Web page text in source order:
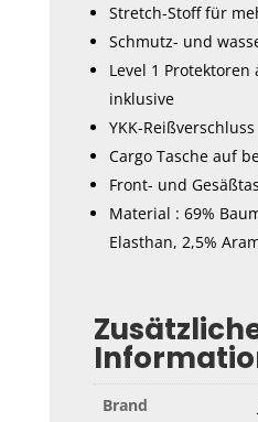
Stretch-Stoff für
Schmutz- und
Level 1
inklusive
YKK-Reißverschluss
Cargo Tasche auf
Front- und
Material : 69%
Elasthan, 2,5%
Brand